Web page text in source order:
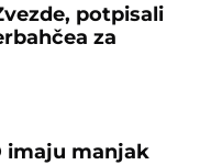
potpisali
za
imaju manjak